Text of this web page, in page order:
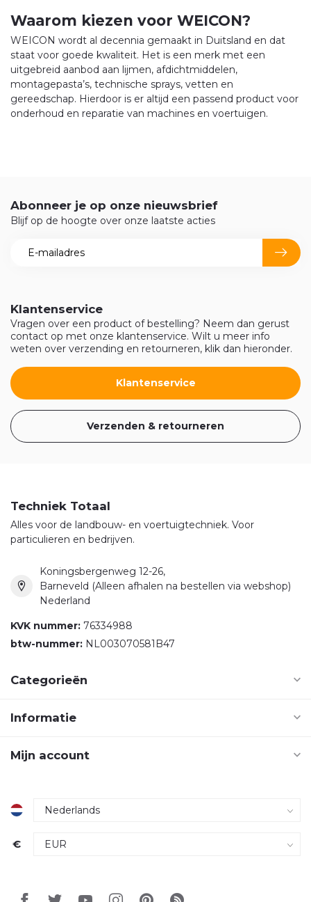
Waarom kiezen voor WEICON?
WEICON wordt al decennia gemaakt in Duitsland en dat
staat voor goede kwaliteit. Het is een merk met een
uitgebreid aanbod aan lijmen, afdichtmiddelen,
montagepasta’s, technische sprays, vetten en
gereedschap. Hierdoor is er altijd een passend product voor
onderhoud en reparatie van machines en voertuigen.
Klantenservice
Vragen over een product of bestelling? Neem dan gerust
contact op met onze klantenservice. Wilt u meer info
weten over verzending en retourneren, klik dan hieronder.
Klantenservice
Verzenden & retourneren
Abonneer je op onze nieuwsbrief
Blijf op de hoogte over onze laatste acties
Techniek Totaal
Alles voor de landbouw- en voertuigtechniek. Voor
particulieren en bedrijven.
Koningsbergenweg 12-26,
Barneveld (Alleen afhalen na bestellen via webshop)
Nederland
KVK nummer: 76334988
btw-nummer: NL003070581B47
Categorieën
Informatie
Mijn account
€